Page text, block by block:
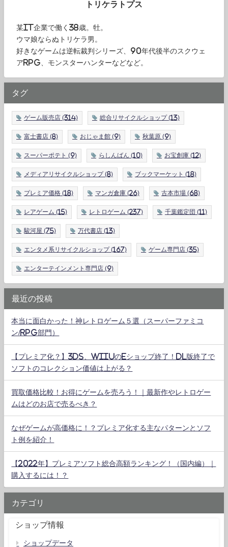
トリケラトプス
某IT企業で働く38歳。牡。
ウマ娘ならぬトリケラ男。
好きなゲームは逆転裁判シリーズ、90年代後半のスクウェ
アRPG、モンスターハンターなどなど。
タグ
ゲーム販売店 (314) 総合リサイクルショップ (13)
富士書店 (8) おじゃま館 (9) 秋葉原 (9)
スーパーポテト (9) らしんばん (10) お宝創庫 (12)
メディアリサイクルショップ (8) ブックマーケット (18)
プレミア価格 (18) マンガ倉庫 (26) 古本市場 (68)
レアゲーム (15) レトロゲーム (237) 千葉鑑定団 (11)
駿河屋 (75) 万代書店 (13)
エンタメ系リサイクルショップ (167) ゲーム専門店 (35)
エンターテインメント専門店 (9)
最近の投稿
本当に面白かった！神レトロゲーム５選（スーパーファミコ
ン/RPG部門）
【プレミア化？】3DS、WiiUのeショップ終了！DL版終了で
ソフトのコレクション価値は上がる？
買取価格比較！お得にゲームを売ろう！｜最新作やレトロゲー
ムはどのお店で売るべき？
なぜゲームが高価格に！？プレミア化する主なパターンとソフ
ト例を紹介！
【2022年】プレミアソフト総合高額ランキング！（国内編）｜
購入するには！？
カテゴリ
ショップ情報
ショップデータ